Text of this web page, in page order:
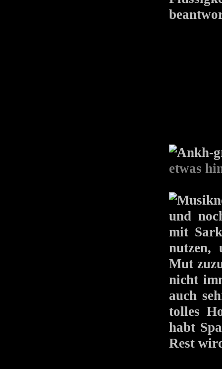
etwas
und
mit
nutzen,
Mut
nicht
auch
tolles
habt
Rest